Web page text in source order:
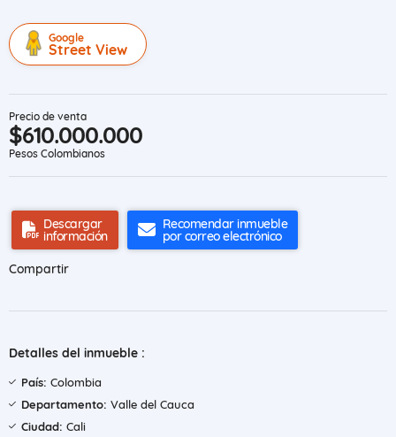
Google
Street View
Precio de venta
$610.000.000
Pesos Colombianos
Descargar
información
Recomendar inmueble
por correo electrónico
Compartir
Detalles del inmueble :
País: Colombia
Departamento: Valle del Cauca
Ciudad: Cali